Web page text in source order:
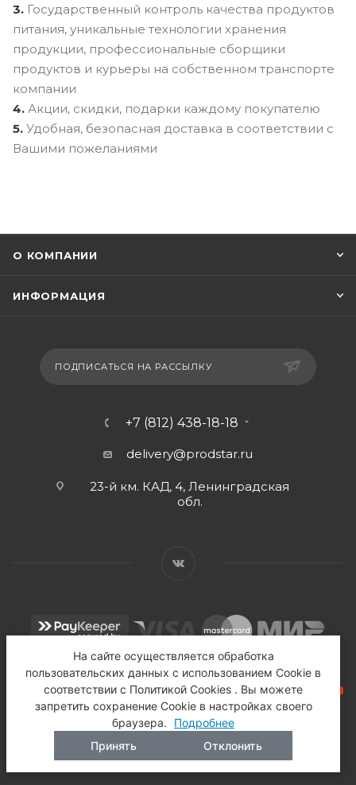
3. Государственный контроль качества продуктов
питания, уникальные технологии хранения
продукции, профессиональные сборщики
продуктов и курьеры на собственном транспорте
компании
4. Акции, скидки, подарки каждому покупателю
5. Удобная, безопасная доставка в соответствии с
Вашими пожеланиями
О КОМПАНИИ
ИНФОРМАЦИЯ
ПОДПИСАТЬСЯ НА РАССЫЛКУ
+7 (812) 438-18-18
delivery@prodstar.ru
23-й км. КАД, 4, Ленинградская
обл.
2026 © Продстар - Торговый Дом
На сайте осуществляется обработка
пользовательских данных с использованием Cookie в
соответствии с Политикой Cookies . Вы можете
запретить сохранение Cookie в настройках своего
браузера.
Подробнее
Принять
Отклонить